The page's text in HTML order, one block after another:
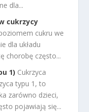
dla...
cukrzycy
cukru we
dla układu
chorobę często...
1) Cukrzyca
typu 1, to
zarówno dzieci,
pojawiają się...